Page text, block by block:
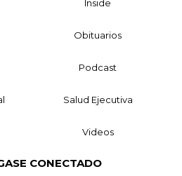
Inside
Obituarios
Podcast
Salud Ejecutiva
Videos
CONECTADO